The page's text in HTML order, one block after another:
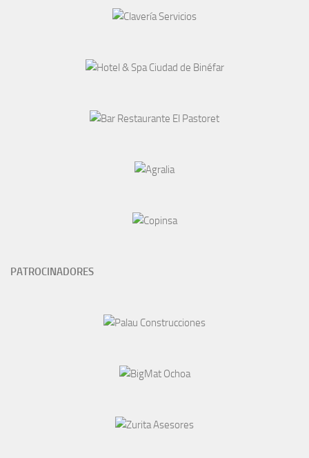
PATROCINADORES